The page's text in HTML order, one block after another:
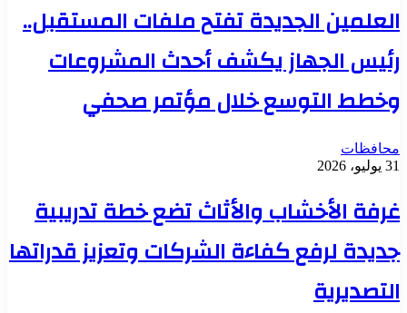
العلمين الجديدة تفتح ملفات المستقبل..
رئيس الجهاز يكشف أحدث المشروعات
وخطط التوسع خلال مؤتمر صحفي
محافظات
31 يوليو، 2026
غرفة الأخشاب والأثاث تضع خطة تدريبية
جديدة لرفع كفاءة الشركات وتعزيز قدراتها
التصديرية